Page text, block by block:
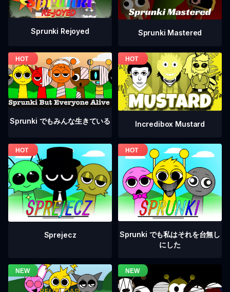
Sprunki Rejoyed Sprunki Mastered
Sprunki でもみんな生きている Incredibox Mustard
Sprejecz
Sprunki でも私はそれを台無し
にした